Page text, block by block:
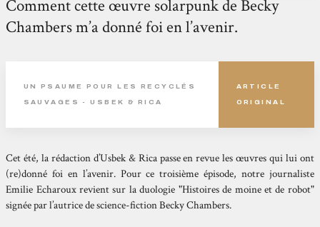
Comment cette œuvre solarpunk de Becky
Chambers m’a donné foi en l’avenir.
UN PSAUME POUR LES RECYCLÉS
SAUVAGES - USBEK & RICA
ARTICLE
ORIGINAL
Cet été, la rédaction d’Usbek & Rica passe en revue les œuvres qui lui ont
(re)donné foi en l’avenir. Pour ce troisième épisode, notre journaliste
Emilie Echaroux revient sur la duologie "Histoires de moine et de robot"
signée par l’autrice de science-fiction Becky Chambers.